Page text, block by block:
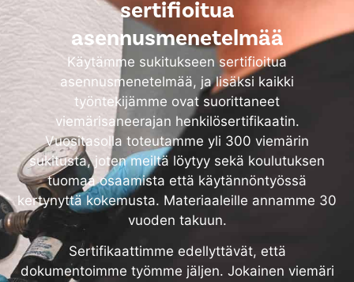
sertifioitua
asennusmenetelmää
Käytämme sukitukseen sertifioitua
asennusmenetelmää, ja lisäksi kaikki
työntekijämme ovat suorittaneet
viemärisaneerajan henkilösertifikaatin.
Vuositasolla toteutamme yli 300 viemärin
sukitusta, joten meiltä löytyy sekä koulutuksen
tuomaa osaamista että käytännöntyössä
kertynyttä kokemusta. Materiaaleille annamme 30
vuoden takuun.
Sertifikaattimme edellyttävät, että
dokumentoimme työmme jäljen. Jokainen viemäri